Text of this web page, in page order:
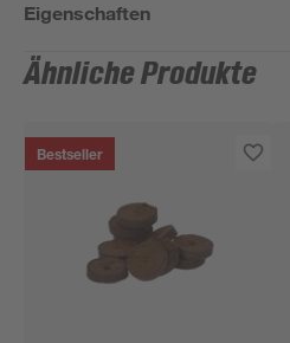
Eigenschaften
Ähnliche Produkte
Bestseller